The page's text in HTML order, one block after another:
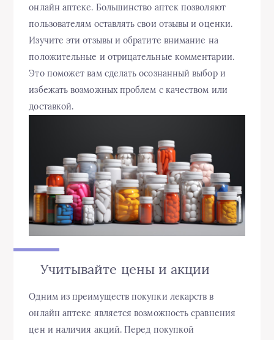
онлайн аптеке. Большинство аптек позволяют
пользователям оставлять свои отзывы и оценки.
Изучите эти отзывы и обратите внимание на
положительные и отрицательные комментарии.
Это поможет вам сделать осознанный выбор и
избежать возможных проблем с качеством или
доставкой.
Учитывайте цены и акции
Одним из преимуществ покупки лекарств в
онлайн аптеке является возможность сравнения
цен и наличия акций. Перед покупкой